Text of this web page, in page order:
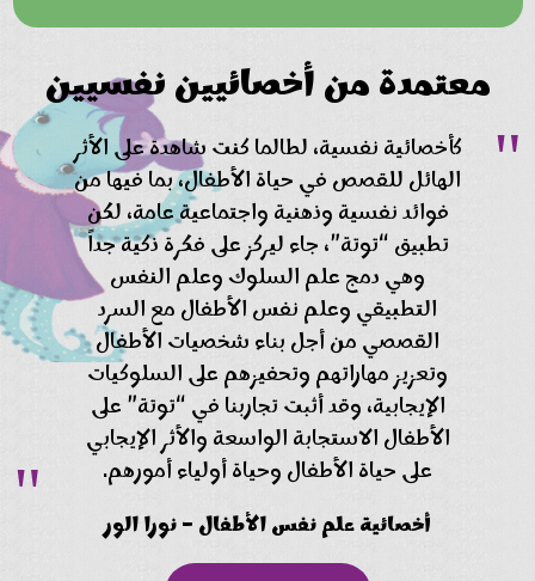
معتمدة من أخصائيين نفسيين
كأخصائية نفسية، لطالما كنت شاهدة على الأثر
الهائل للقصص في حياة الأطفال، بما فيها من
فوائد نفسية وذهنية واجتماعية عامة، لكن
تطبيق “توتة”، جاء ليركز على فكرة ذكية جداً
وهي دمج علم السلوك وعلم النفس
التطبيقي وعلم نفس الأطفال مع السرد
القصصي من أجل بناء شخصيات الأطفال
وتعزيز مهاراتهم وتحفيزهم على السلوكيات
الإيجابية، وقد أثبت تجاربنا في “توتة” على
الأطفال الاستجابة الواسعة والأثر الإيجابي
على حياة الأطفال وحياة أولياء أمورهم.
أخصائية علم نفس الأطفال – نورا الور